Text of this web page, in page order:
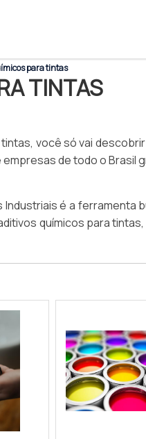
para tintas
TINTAS
você só vai
de todo o Brasil
é a ferramenta
químicos para